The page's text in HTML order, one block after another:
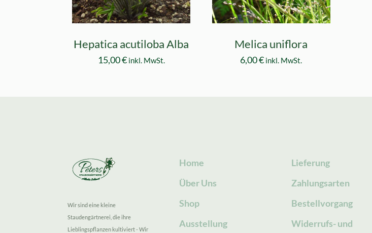
Hepatica acutiloba Alba
15,00€ inkl. MwSt.
Melica uniflora
6,00€ inkl. MwSt.
Wir sind eine kleine
Staudengärtnerei, die ihre
Lieblingspflanzen kultiviert - Wir
Home
Über Uns
Shop
Ausstellung
Lieferung
Zahlungsarten
Bestellvorgang
Widerrufs- und